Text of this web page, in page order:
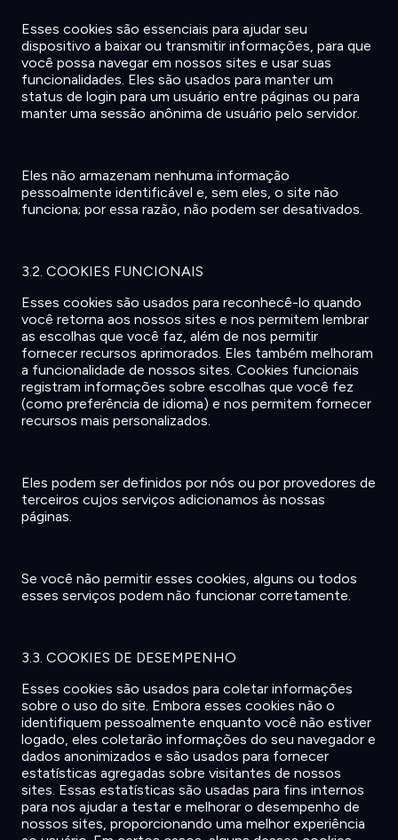
Esses cookies são essenciais para ajudar seu
dispositivo a baixar ou transmitir informações, para que
você possa navegar em nossos sites e usar suas
funcionalidades. Eles são usados para manter um
status de login para um usuário entre páginas ou para
manter uma sessão anônima de usuário pelo servidor.
Eles não armazenam nenhuma informação
pessoalmente identificável e, sem eles, o site não
funciona; por essa razão, não podem ser desativados.
3.2. COOKIES FUNCIONAIS
Esses cookies são usados para reconhecê-lo quando
você retorna aos nossos sites e nos permitem lembrar
as escolhas que você faz, além de nos permitir
fornecer recursos aprimorados. Eles também melhoram
a funcionalidade de nossos sites. Cookies funcionais
registram informações sobre escolhas que você fez
(como preferência de idioma) e nos permitem fornecer
recursos mais personalizados.
Eles podem ser definidos por nós ou por provedores de
terceiros cujos serviços adicionamos às nossas
páginas.
Se você não permitir esses cookies, alguns ou todos
esses serviços podem não funcionar corretamente.
3.3. COOKIES DE DESEMPENHO
Esses cookies são usados para coletar informações
sobre o uso do site. Embora esses cookies não o
identifiquem pessoalmente enquanto você não estiver
logado, eles coletarão informações do seu navegador e
dados anonimizados e são usados para fornecer
estatísticas agregadas sobre visitantes de nossos
sites. Essas estatísticas são usadas para fins internos
para nos ajudar a testar e melhorar o desempenho de
nossos sites, proporcionando uma melhor experiência